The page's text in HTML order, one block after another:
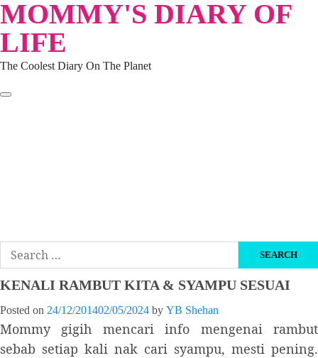
Skip
to
content
MOMMY'S DIARY OF
LIFE
The Coolest Diary On The Planet
Search
for:
KENALI RAMBUT KITA & SYAMPU SESUAI
Posted on 24/12/201402/05/2024 by YB Shehan
Mommy gigih mencari info mengenai rambut
sebab setiap kali nak cari syampu, mesti pening.